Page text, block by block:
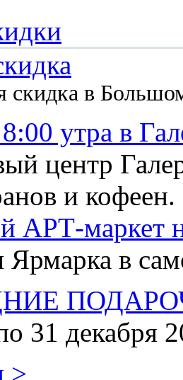
скидка в
утра в
центр
и кофеен.
АРТ-маркет
в
31 декабря
>